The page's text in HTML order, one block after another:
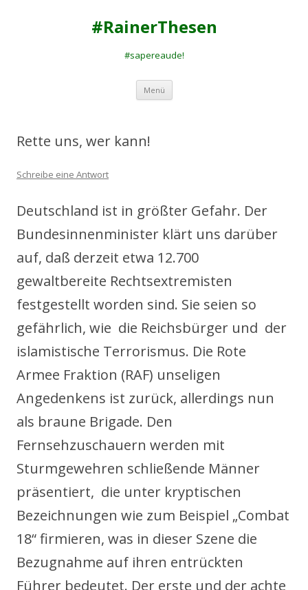
#RainerThesen
#sapereaude!
Menü Zum
springen
Rette uns, wer kann!
Schreibe eine Antwort
Deutschland ist in größter Gefahr. Der
Bundesinnenminister klärt uns darüber
auf, daß derzeit etwa 12.700
gewaltbereite Rechtsextremisten
festgestellt worden sind. Sie seien so
gefährlich, wie die Reichsbürger und der
islamistische Terrorismus. Die Rote
Armee Fraktion (RAF) unseligen
Angedenkens ist zurück, allerdings nun
als braune Brigade. Den
Fernsehzuschauern werden mit
Sturmgewehren schließende Männer
präsentiert, die unter kryptischen
Bezeichnungen wie zum Beispiel „Combat
18“ firmieren, was in dieser Szene die
Bezugnahme auf ihren entrückten
Führer bedeutet. Der erste und der achte